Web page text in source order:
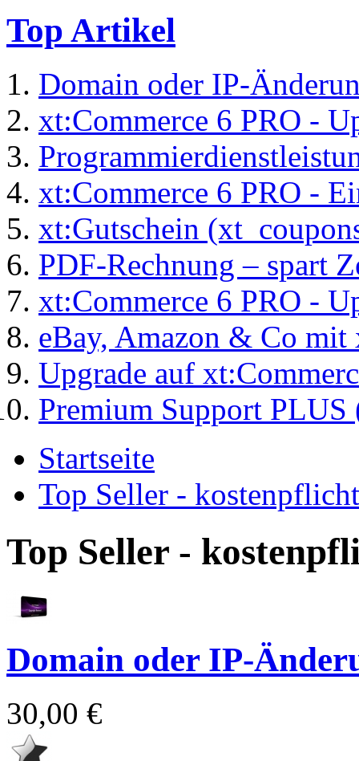
Top Artikel
Domain oder IP-
xt:Commerce 6 PRO -
xt:Commerce 6 PRO -
xt:Gutschein
PDF-Rechnung – spart
xt:Commerce 6 PRO -
eBay, Amazon & Co
Upgrade auf
Premium Support
Startseite
Top Seller -
Top Seller -
Domain oder IP-
30,00 €